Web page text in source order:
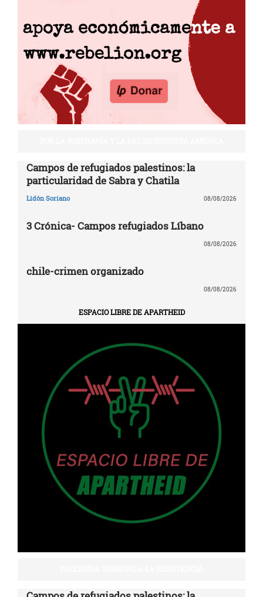
Campos de refugiados palestinos: la
particularidad de Sabra y Chatila
Lidón Soriano 08/08/2026
3 Crónica- Campos refugiados Líbano
08/08/2026
chile-crimen organizado
08/08/2026
ESPACIO LIBRE DE APARTHEID